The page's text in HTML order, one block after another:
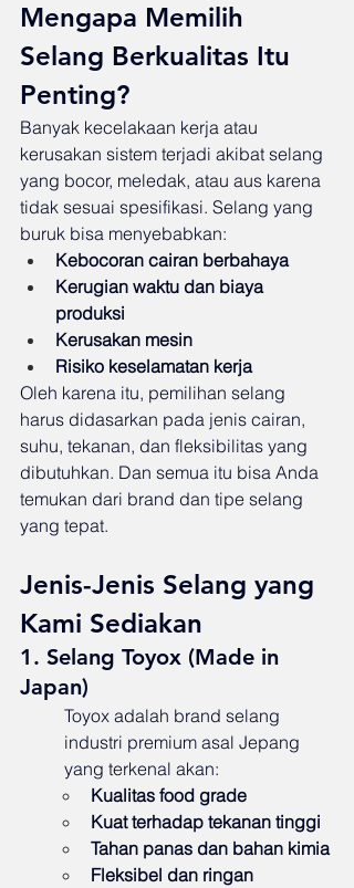
Mengapa Memilih
Selang Berkualitas Itu
Penting?
Banyak kecelakaan kerja atau
kerusakan sistem terjadi akibat selang
yang bocor, meledak, atau aus karena
tidak sesuai spesifikasi. Selang yang
buruk bisa menyebabkan:
Kebocoran cairan berbahaya
Kerugian waktu dan biaya
produksi
Kerusakan mesin
Risiko keselamatan kerja
Oleh karena itu, pemilihan selang
harus didasarkan pada jenis cairan,
suhu, tekanan, dan fleksibilitas yang
dibutuhkan. Dan semua itu bisa Anda
temukan dari brand dan tipe selang
yang tepat.
Jenis-Jenis Selang yang
Kami Sediakan
1. Selang Toyox (Made in
Japan)
Toyox adalah brand selang
industri premium asal Jepang
yang terkenal akan:
Kualitas food grade
Kuat terhadap tekanan tinggi
Tahan panas dan bahan kimia
Fleksibel dan ringan